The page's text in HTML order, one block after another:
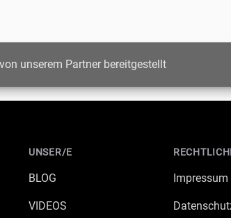
unserem Partner bereitgestellt
UNSER/E
BLOG
VIDEOS
Impressum